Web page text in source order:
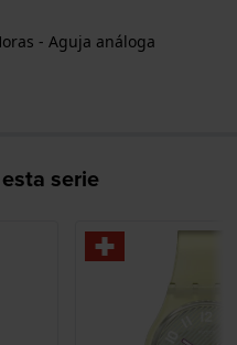
- Aguja análoga
serie